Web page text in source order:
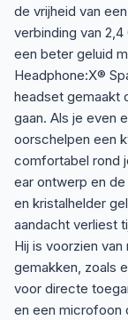
de vrijheid van
verbinding van
een beter geluid
Headphone:X®
headset gemaakt
gaan. Als je even
oorschelpen een
comfortabel rond
ear ontwerp en
en kristalhelder
aandacht verliest
Hij is voorzien
gemakken, zoals
voor directe
en een microfoon